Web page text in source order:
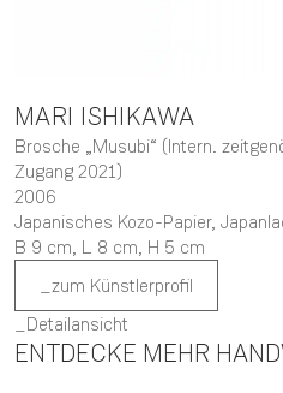
MARI ISHIKAWA
Brosche „Musubi“ (Intern.
Zugang 2021)
2006
Japanisches Kozo-Papier,
B 9 cm, L 8 cm, H 5 cm
zum Künstlerprofil
Detailansicht
ENTDECKE MEHR